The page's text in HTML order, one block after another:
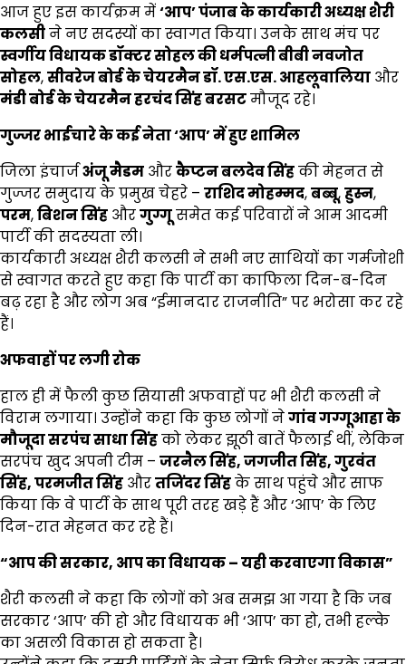
आज हुए इस कार्यक्रम में‘आप’पंजाब के कार्यकारी अध्यक्ष शैरी
कलसीने नए सदस्यों का स्वागत किया। उनके साथ मंच पर
स्वर्गीय विधायक डॉक्टर सोहल की धर्मपत्नी बीबी नवजोत
सोहल,सीवरेज बोर्ड के चेयरमैन डॉ. एस.एस. आहलूवालिया और
मंडी बोर्ड के चेयरमैन हरचंद सिंह बरसटमौजूद रहे।
गुज्जर भाईचारे के कई नेता‘आप’में हुए शामिल
जिला इंचार्जअंजू मैडम औरकैप्टन बलदेव सिंहकी मेहनत से
गुज्जर समुदाय के प्रमुख चेहरे – राशिद मोहम्मद,बब्बू,हुस्न,
परम,बिशन सिंह औरगुग्गूसमेत कई परिवारों ने आम आदमी
पार्टी की सदस्यता ली।
कार्यकारी अध्यक्ष शैरी कलसी ने सभी नए साथियों का गर्मजोशी
से स्वागत करते हुए कहा कि पार्टी का काफिला दिन-ब-दिन
बढ़ रहा है और लोग अब “ईमानदार राजनीति” पर भरोसा कर रहे
हैं।
अफवाहों पर लगी रोक
हाल ही में फैली कुछ सियासी अफवाहों पर भी शैरी कलसी ने
विराम लगाया। उन्होंने कहा कि कुछ लोगों नेगांव गग्गूआहा के
मौजूदा सरपंच साधा सिंहको लेकर झूठी बातें फैलाई थीं, लेकिन
सरपंच खुद अपनी टीम – जरनैल सिंह,जगजीत सिंह,गुरवंत
सिंह,परमजीत सिंह औरतजिंदर सिंहके साथ पहुंचे और साफ
किया कि वे पार्टी के साथ पूरी तरह खड़े हैं और ‘आप’ के लिए
दिन-रात मेहनत कर रहे हैं।
“आप की सरकार, आप का विधायक–यही करवाएगा विकास”
शैरी कलसी ने कहा कि लोगों को अब समझ आ गया है कि जब
सरकार ‘आप’ की हो और विधायक भी ‘आप’ का हो, तभी हल्के
का असली विकास हो सकता है।